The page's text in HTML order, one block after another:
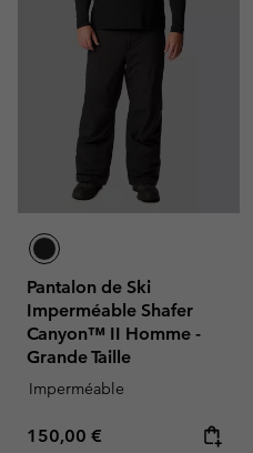
Pantalon de Ski
Imperméable Shafer
Canyon™ II Homme -
Grande Taille
Imperméable
Regular price:
150,00 €